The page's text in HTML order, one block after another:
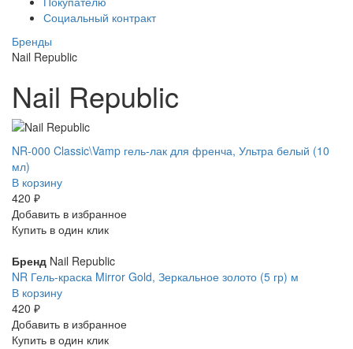
Социальный контракт
Бренды
Nail Republic
Nail Republic
NR-000 Classic\Vamp гель-лак для френча, Ультра белый (10
мл)
В корзину
420 ₽
Добавить в избранное
Купить в один клик
Бренд Nail Republic
NR Гель-краска Mirror Gold, Зеркальное золото (5 гр) м
В корзину
420 ₽
Добавить в избранное
Купить в один клик